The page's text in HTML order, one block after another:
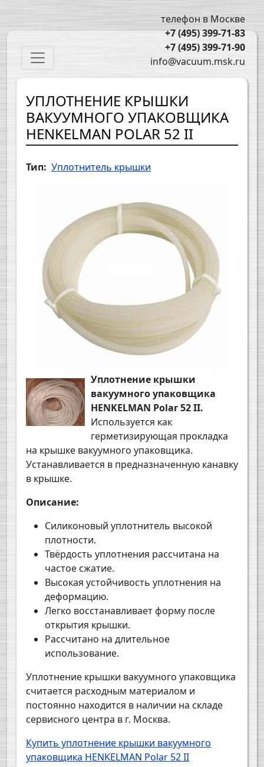
телефон в Москве
+7 (495) 399-71-83
+7 (495) 399-71-90
info@vacuum.msk.ru
Main navigation
УПЛОТНЕНИЕ КРЫШКИ
ВАКУУМНОГО УПАКОВЩИКА
HENKELMAN POLAR 52 II
Тип Уплотнитель крышки
Уплотнение крышки
вакуумного упаковщика
HENKELMAN Polar 52 II.
Используется как
герметизирующая прокладка
на крышке вакуумного упаковщика.
Устанавливается в предназначенную канавку
в крышке.
Описание:
Силиконовый уплотнитель высокой
плотности.
Твёрдость уплотнения рассчитана на
частое сжатие.
Высокая устойчивость уплотнения на
деформацию.
Легко восстанавливает форму после
открытия крышки.
Рассчитано на длительное
использование.
Уплотнение крышки вакуумного упаковщика
считается расходным материалом и
постоянно находится в наличии на складе
сервисного центра в г. Москва.
Купить уплотнение крышки вакуумного
упаковщика HENKELMAN Polar 52 II